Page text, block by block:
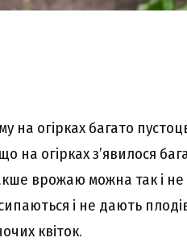
на огірках багато
на огірках з’явилося
врожаю можна так і не
і не дають
квіток.